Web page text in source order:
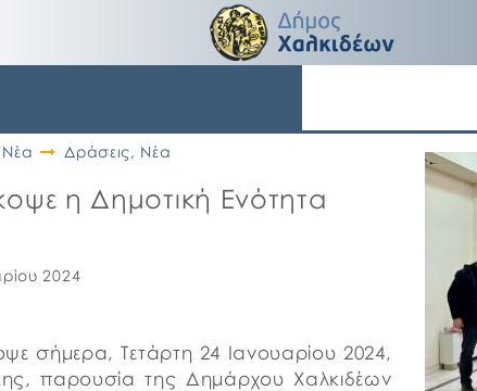
Νέα Δράσεις, Νέα
η Δημοτική Ενότητα
2024
σήμερα, Τετάρτη 24 Ιανουαρίου 2024,
παρουσία της Δημάρχου Χαλκιδέων